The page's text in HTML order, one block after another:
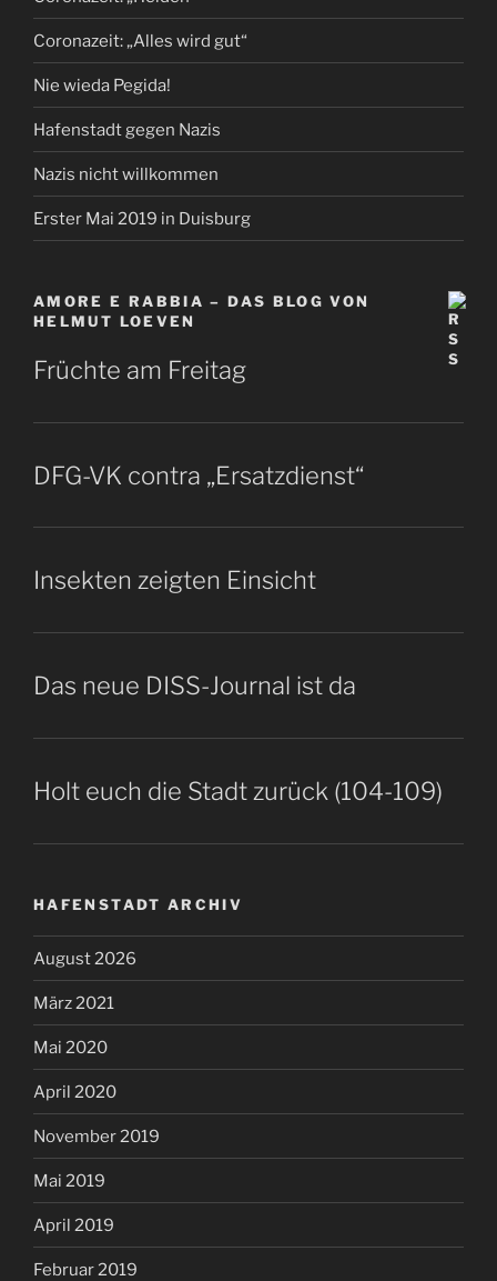
Coronazeit: „Alles wird gut“
Nie wieda Pegida!
Hafenstadt gegen Nazis
Nazis nicht willkommen
Erster Mai 2019 in Duisburg
AMORE E RABBIA – DAS BLOG VON
HELMUT LOEVEN
Früchte am Freitag
DFG-VK contra „Ersatzdienst“
Insekten zeigten Einsicht
Das neue DISS-Journal ist da
Holt euch die Stadt zurück (104-109)
HAFENSTADT ARCHIV
August 2026
März 2021
Mai 2020
April 2020
November 2019
Mai 2019
April 2019
Februar 2019